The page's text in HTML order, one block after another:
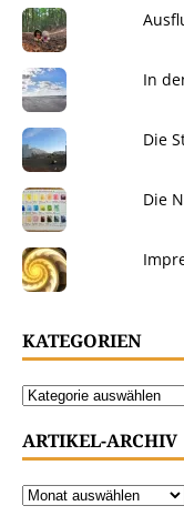
In
Die
Die
KATEGORIEN
ARTIKEL-ARCHIV